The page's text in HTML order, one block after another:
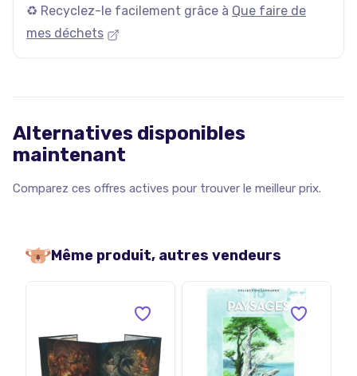
♻️ Recyclez-le facilement grâce à Que faire de
mes déchets
Alternatives disponibles
maintenant
Comparez ces offres actives pour trouver le meilleur prix.
Même produit, autres vendeurs